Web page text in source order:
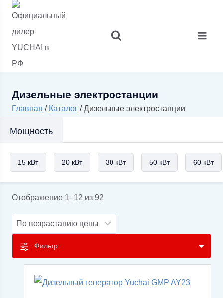
Перейти
Дизельные электростанции
Главная / Каталог / Дизельные электростанции
Мощность
15 кВт 20 кВт 30 кВт 50 кВт 60 кВт
Отображение 1–12 из 92
по
Фильтр